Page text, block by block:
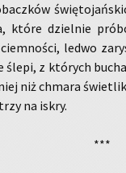
które dziel­nie
ledwo
ślepi, z któ­rych
niż chma­ra
na iskry.
***